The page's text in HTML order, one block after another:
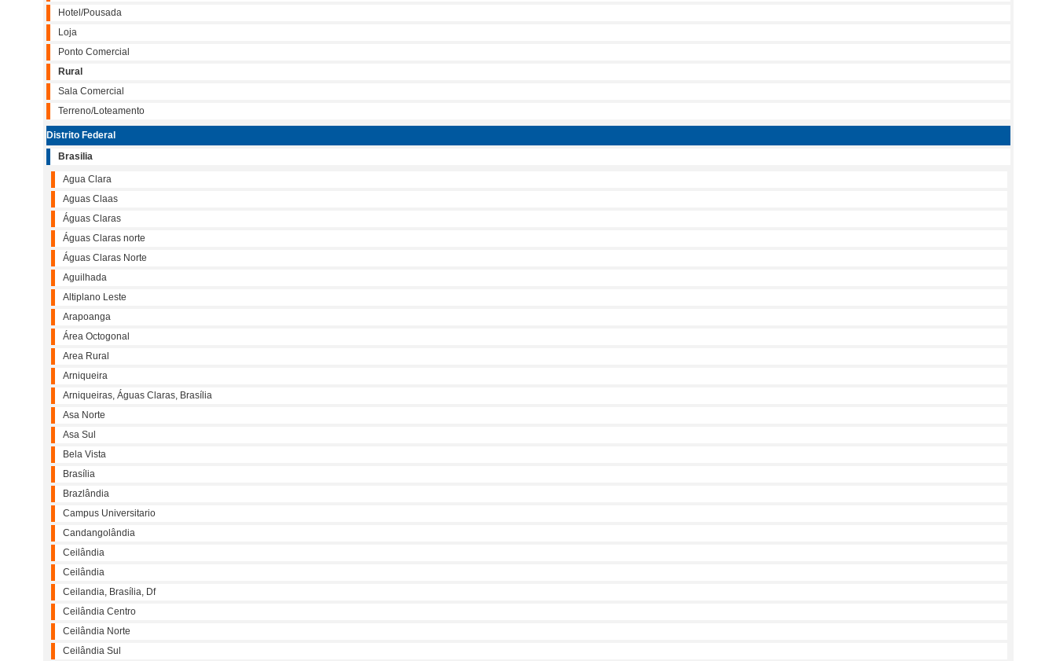
Hotel/Pousada
Loja
Ponto Comercial
Rural
Sala Comercial
Terreno/Loteamento
Distrito Federal
Brasilia
Agua Clara
Aguas Claas
Águas Claras
Águas Claras norte
Águas Claras Norte
Aguilhada
Altiplano Leste
Arapoanga
Área Octogonal
Area Rural
Arniqueira
Arniqueiras, Águas Claras, Brasília
Asa Norte
Asa Sul
Bela Vista
Brasília
Brazlândia
Campus Universitario
Candangolândia
Ceilândia
Ceilândia
Ceilandia, Brasília, Df
Ceilândia Centro
Ceilândia Norte
Ceilândia Sul